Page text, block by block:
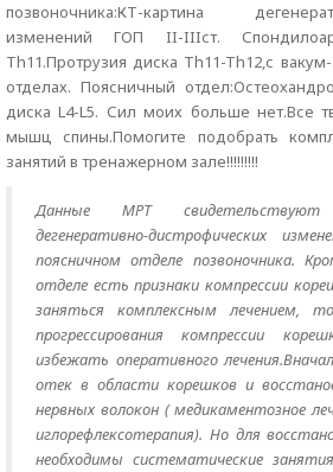
позвоночника:КТ-картина
изменений ГОП II-IIIст.
Тh11.Протрузия диска Th11-Th12,с
отделах. Поясничный
диска L4-L5. Сил моих больше нет.Все
мышц спины.Помогите подобрать
занятий в тренажерном зале!!!!!!!!!
Данные МРТ
дегенеративно-дистрофических
поясничном отделе позвоночника.
отделе есть признаки компрессии
заняться комплексным лечением,
прогрессирования компрессии
избежать оперативного
отек в области корешков и
нервных волокон ( медикаментозное
иглорефлекcотерапия). Но для
необходимы систематические